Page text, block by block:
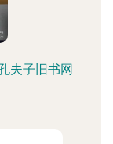
夫子旧书网